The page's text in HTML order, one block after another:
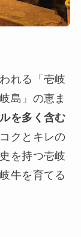
れる「壱岐
島」の恵ま
を多く含む
クとキレの
を持つ壱岐
牛を育てる